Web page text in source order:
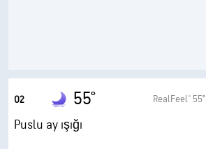
02 55° RealFeel® 55°
Puslu ay ışığı